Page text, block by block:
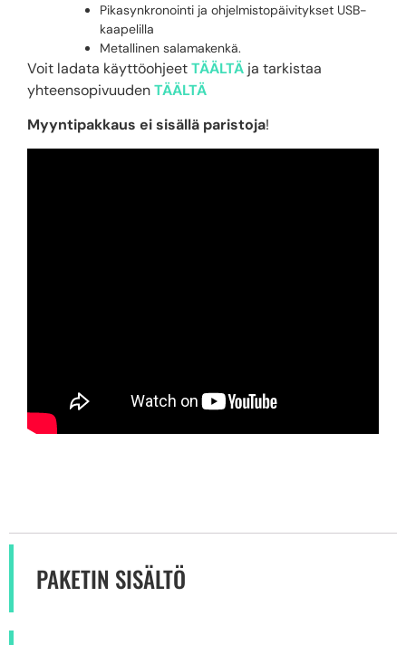
Pikasynkronointi ja ohjelmistopäivitykset USB-
kaapelilla
Metallinen salamakenkä.
Voit ladata käyttöohjeetTÄÄLTÄ ja tarkistaa
yhteensopivuudenTÄÄLTÄ
Myyntipakkaus ei sisällä paristoja!
PAKETIN SISÄLTÖ